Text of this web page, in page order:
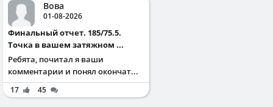
Вова
01-08-2026
Финальный отчет. 185/75.5.
Точка в вашем затяжном ...
Ребята, почитал я ваши
комментарии и понял окончат...
17 45